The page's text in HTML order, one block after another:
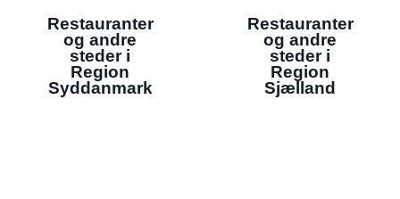
Restauranter
og andre
steder i
Region
Syddanmark
Restauranter
og andre
steder i
Region
Sjælland